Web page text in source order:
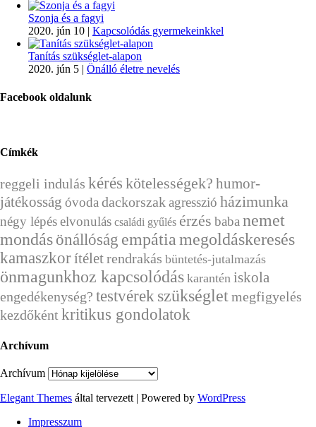
Szonja és a fagyi
2020. jún 10 | Kapcsolódás gyermekeinkkel
Tanítás szükséglet-alapon
2020. jún 5 | Önálló életre nevelés
Facebook oldalunk
Címkék
reggeli indulás kérés kötelességek? humor-
játékosság óvodadackorszakagresszió házimunka
négy lépéselvonulás családi gyűlés érzés babanemet
mondásönállóság empátiamegoldáskeresés
kamaszkorítéletrendrakás büntetés-jutalmazás
önmagunkhoz kapcsolódás karantén iskola
engedékenység? testvérek szükségletmegfigyelés
kezdőkéntkritikus gondolatok
Archívum
Archívum
Elegant Themes által tervezett | Powered by WordPress
Impresszum